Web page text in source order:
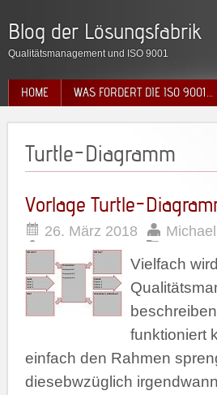
Blog der Lösungsfabrik
Qualitätsmanagement und ISO 9001
HOME WAS FORDERT DIE ISO 9001…
Turtle-Diagramm
Vorlage Turtle-
26. März 2018
Vielfach
funktioniert
einfach den Rahmen
diesebwzüglich